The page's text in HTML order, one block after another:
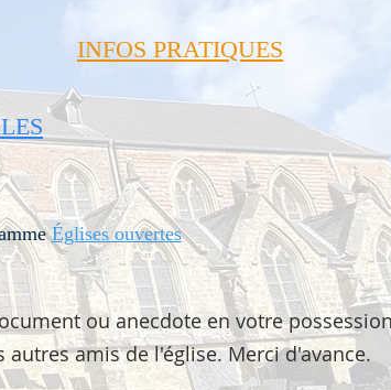
INFOS PRATIQUES
Églises ouvertes
ou anecdote en votre
amis de l'église. Merci d'avance.